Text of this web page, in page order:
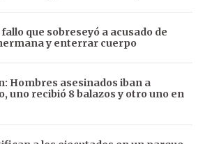
que sobreseyó a acusado de
y enterrar cuerpo
Hombres asesinados iban a
uno recibió 8 balazos y otro uno en